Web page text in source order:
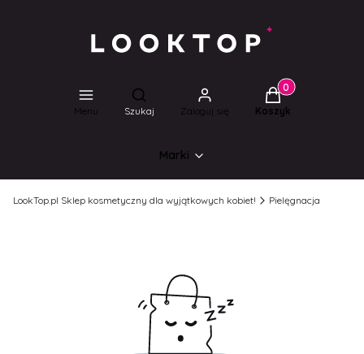
Menu
Otwórz wyszukiwarkę
Szukaj Zaloguj się
Produkty w
Koszyk
Marki
LookTop.pl Sklep kosmetyczny dla wyjątkowych kobiet! Pielęgnacja